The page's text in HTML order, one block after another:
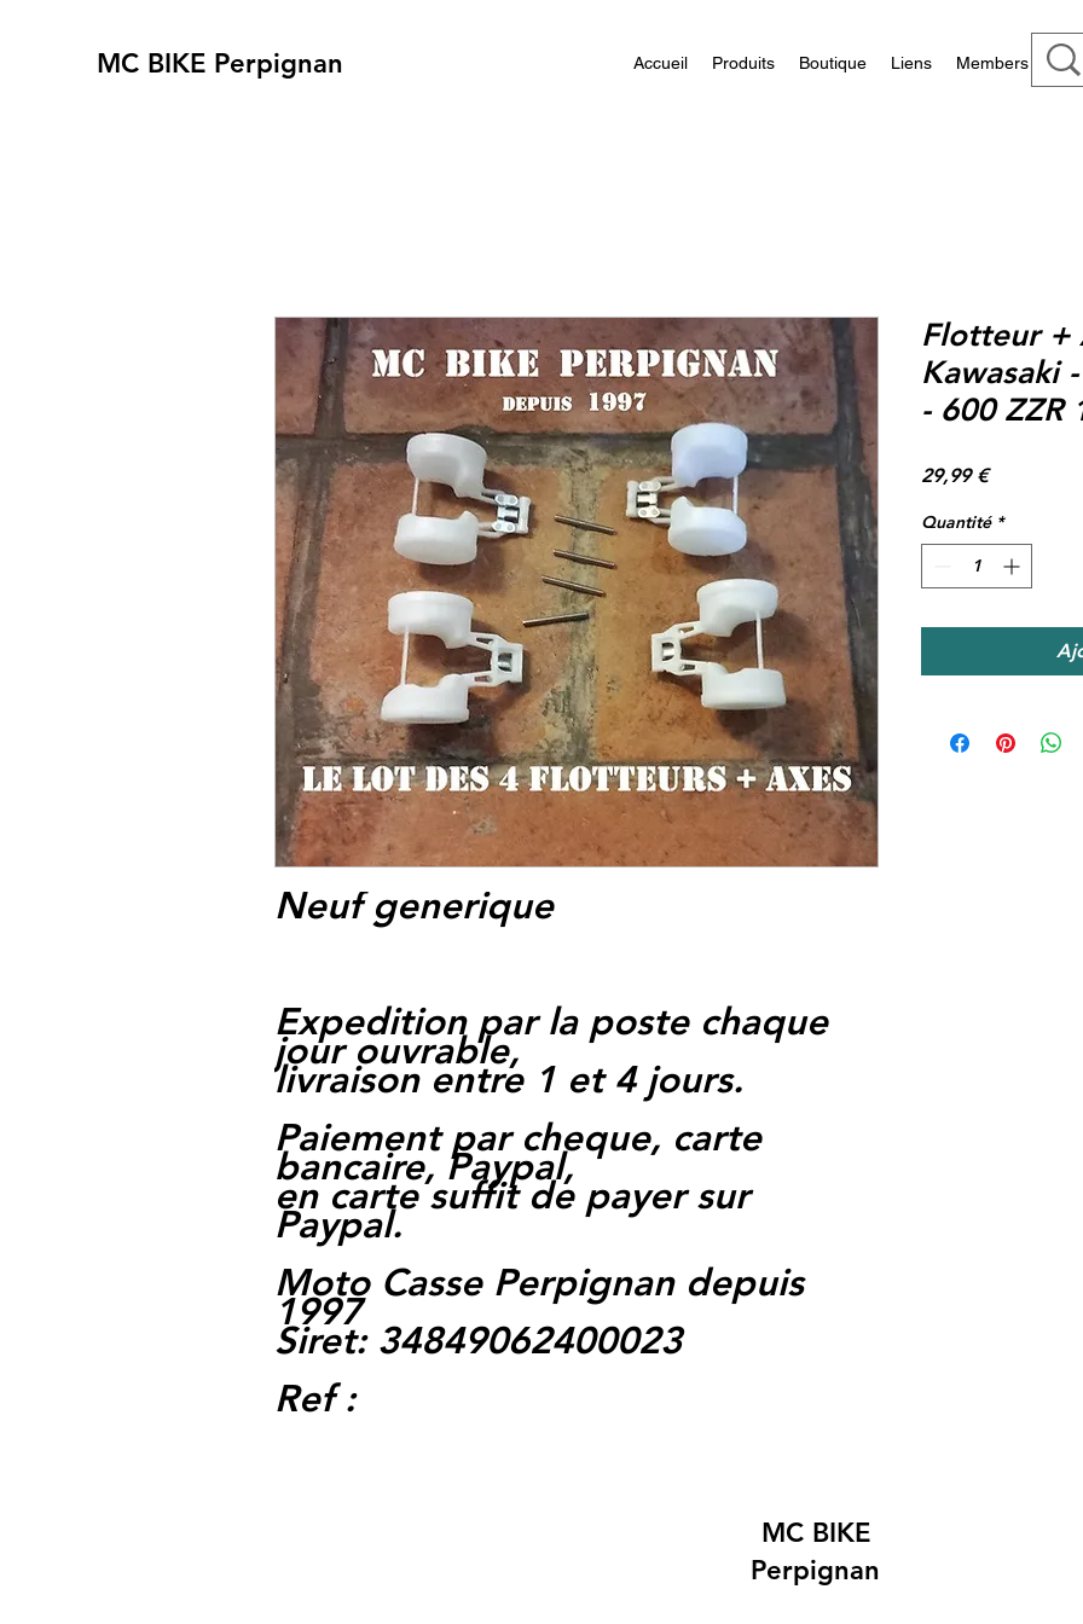
MC BIKE Perpignan Accueil Produits Boutique Liens Members
Neuf generique
Expedition par la poste chaque
jour ouvrable,
livraison entre 1 et 4 jours.
Paiement par cheque, carte
bancaire, Paypal,
en carte suffit de payer sur
Paypal.
Moto Casse Perpignan depuis
1997
Siret: 34849062400023
Ref :
Flotteur +
Kawasaki
- 600 ZZR
29,99 €Prix
Quantité *
MC BIKE
Perpignan